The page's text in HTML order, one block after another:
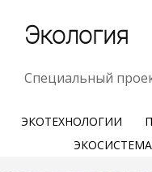
Экология
Специальный
ЭКОТЕХНОЛОГИИ
ЭКОСИСТЕМА